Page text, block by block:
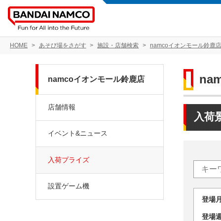
HOME あそび場をさがす 施設・店舗検索 namcoイオンモール鈴鹿店
入荷
登
登
namcoイオンモール鈴鹿店
店舗情報
イベント&ニュース
入荷プライズ
設置ゲーム機